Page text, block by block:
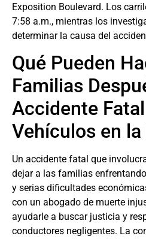
Exposition Boulevard. Los
7:58 a.m., mientras los
determinar la causa del
Qué Pueden
Familias
Accidente
Vehículos en la
Un accidente fatal que
dejar a las familias
y serias dificultades
con un abogado de muerte
ayudarle a buscar justicia y
conductores negligentes. La